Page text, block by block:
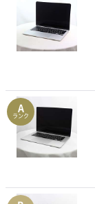
A
ランク